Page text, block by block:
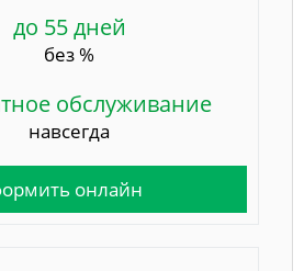
до 55 дней
без %
обслуживание
навсегда
онлайн